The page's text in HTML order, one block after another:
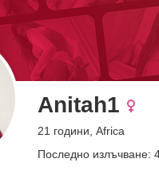
Anitah1
21 години, Africa
Последно излъчване: